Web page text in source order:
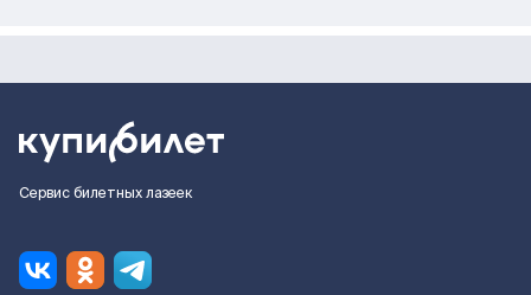
Сервис билетных лазеек